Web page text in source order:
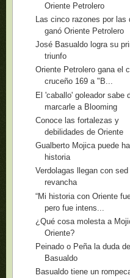
Oriente Petrolero
Las cinco razones por las
ganó Oriente Petrolero
José Basualdo logra su
triunfo
Oriente Petrolero gana el
cruceño 169 a "B...
El 'caballo' goleador sabe
marcarle a Blooming
Conoce las fortalezas y
debilidades de Oriente
Gualberto Mojica puede
historia
Verdolagas llegan con sed
revancha
“Mi historia con Oriente
pero fue intens...
¿Qué cosa molesta a
Oriente?
Peinado o Peña la duda de
Basualdo
Basualdo tiene un